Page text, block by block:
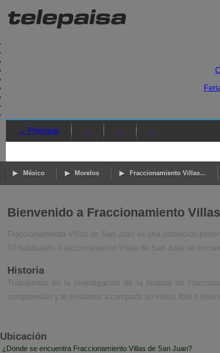
→ Principal → → →
México Morelos Fraccionamiento Villas...
Bienvenido a Fraccionamiento
Fraccionamiento Villas de San Juan es una población
37 habitantes. Fraccionamiento Villas de San Juan se
Historia
Trabajamos en la investigación de la historia de
comprensión y te invitamos a compartir un video, foto o
Ubicación
¿Dónde se encuentra Fraccionamiento Villas de San Juan?